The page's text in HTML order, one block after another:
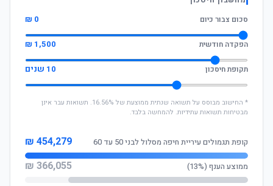
סכום צבור כיום
0 ₪
הפקדה חודשית 1,500 ₪
תקופת חיסכון 10 שנים
* החישוב מבוסס על תשואה שנתית ממוצעת של 16.56%. תשואות עבר אינן
מבטיחות תשואות עתידיות. להמחשה בלבד.
קופת תגמולים עיריית חיפה מסלול לבני 50 עד 60 454,279 ₪
ממוצע הענף (13%) 366,055 ₪